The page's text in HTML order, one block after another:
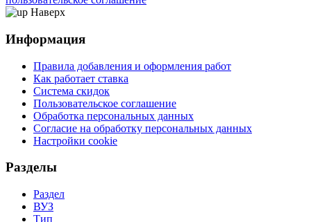
Наверх
Информация
Правила добавления и оформления работ
Как работает ставка
Система скидок
Пользовательское соглашение
Обработка персональных данных
Согласие на обработку персональных данных
Настройки cookie
Разделы
Раздел
ВУЗ
Тип